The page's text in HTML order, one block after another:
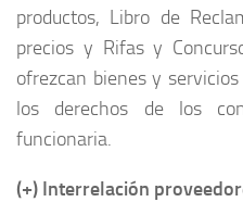
productos, Libro de
precios y Rifas y
ofrezcan bienes y
los derechos de los
funcionaria.
(+) Interrelación